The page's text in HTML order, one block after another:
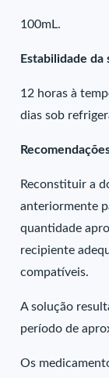
100mL.
Estabilidade
12 horas à
dias sob
Reconstituir a
anteriormente
quantidade
recipiente
compatíveis.
A solução
período de
Os